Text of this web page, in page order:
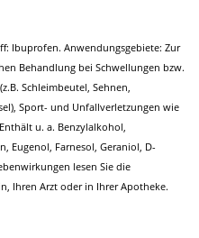
Ibuprofen. Anwendungsgebiete: Zur
Behandlung bei Schwellungen bzw.
Schleimbeutel, Sehnen,
Sport- und Unfallverletzungen wie
u. a. Benzylalkohol,
Eugenol, Farnesol, Geraniol, D-
lesen Sie die
Ihren Arzt oder in Ihrer Apotheke.